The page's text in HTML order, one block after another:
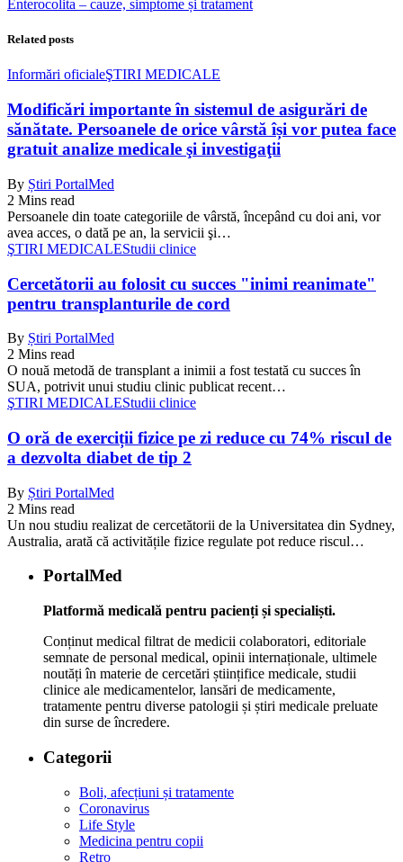
Enterocolita – cauze, simptome și tratament
Related posts
Informări oficialeŞTIRI MEDICALE
Modificări importante în sistemul de asigurări de
sănătate. Persoanele de orice vârstă își vor putea face
gratuit analize medicale şi investigaţii
By Știri PortalMed
2 Mins read
Persoanele din toate categoriile de vârstă, începând cu doi ani, vor
avea acces, o dată pe an, la servicii şi…
ŞTIRI MEDICALEStudii clinice
Cercetătorii au folosit cu succes "inimi reanimate"
pentru transplanturile de cord
By Știri PortalMed
2 Mins read
O nouă metodă de transplant a inimii a fost testată cu succes în
SUA, potrivit unui studiu clinic publicat recent…
ŞTIRI MEDICALEStudii clinice
O oră de exerciții fizice pe zi reduce cu 74% riscul de
a dezvolta diabet de tip 2
By Știri PortalMed
2 Mins read
Un nou studiu realizat de cercetătorii de la Universitatea din Sydney,
Australia, arată că activitățile fizice regulate pot reduce riscul…
PortalMed
Platformă medicală pentru pacienți și specialiști.
Conținut medical filtrat de medicii colaboratori, editoriale
semnate de personal medical, opinii internaționale, ultimele
noutăți în materie de cercetări științifice medicale, studii
clinice ale medicamentelor, lansări de medicamente,
tratamente pentru diverse patologii și știri medicale preluate
din surse de încredere.
Categorii
Boli, afecțiuni și tratamente
Coronavirus
Life Style
Medicina pentru copii
Retro